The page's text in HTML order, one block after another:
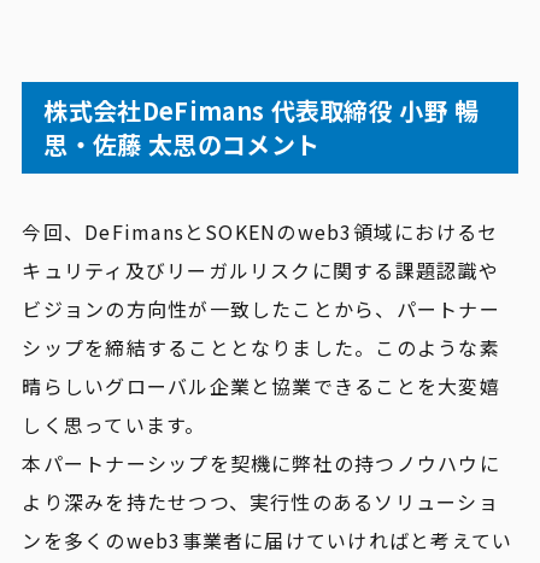
株式会社DeFimans 代表取締役 小野 暢
思・佐藤 太思のコメント
今回、DeFimansとSOKENのweb3領域におけるセ
キュリティ及びリーガルリスクに関する課題認識や
ビジョンの方向性が一致したことから、パートナー
シップを締結することとなりました。このような素
晴らしいグローバル企業と協業できることを大変嬉
しく思っています。
本パートナーシップを契機に弊社の持つノウハウに
より深みを持たせつつ、実行性のあるソリューショ
ンを多くのweb3事業者に届けていければと考えてい